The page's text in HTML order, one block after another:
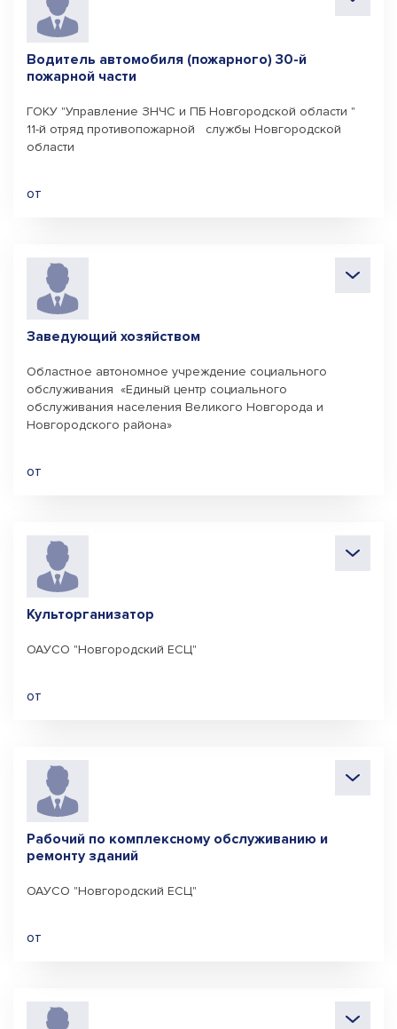
Водитель автомобиля (пожарного) 30-й
пожарной части
ГОКУ "Управление ЗНЧС и ПБ Новгородской области "
11-й отряд противопожарной службы Новгородской
области
от
Заведующий хозяйством
Областное автономное учреждение социального
обслуживания «Единый центр социального
обслуживания населения Великого Новгорода и
Новгородского района»
от
Культорганизатор
ОАУСО "Новгородский ЕСЦ"
от
Рабочий по комплексному обслуживанию и
ремонту зданий
ОАУСО "Новгородский ЕСЦ"
от